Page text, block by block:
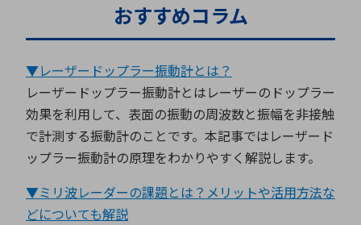
おすすめコラム
▼レーザードップラー振動計とは？
レーザードップラー振動計とはレーザーのドップラー
効果を利用して、表面の振動の周波数と振幅を非接触
で計測する振動計のことです。本記事ではレーザード
ップラー振動計の原理をわかりやすく解説します。
▼ミリ波レーダーの課題とは？メリットや活用方法な
どについても解説